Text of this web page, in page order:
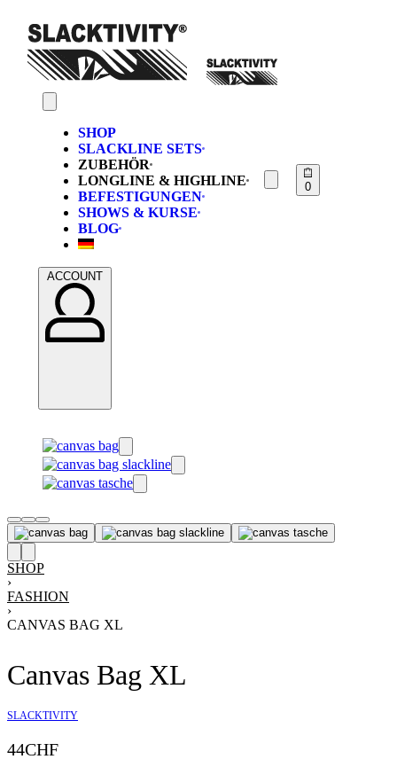
SHOP
SLACKLINE SETS
ZUBEHÖR
LONGLINE & HIGHLINE
BEFESTIGUNGEN
SHOWS & KURSE
BLOG
0
ACCOUNT
SHOP
›
FASHION
›
CANVAS BAG XL
Canvas Bag XL
SLACKTIVITY
44CHF